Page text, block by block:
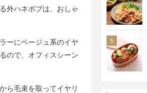
外ハネボブは、おしゃ
ーにベージュ系のイヤ
ので、オフィスシーン
ら毛束を取ってイヤリ